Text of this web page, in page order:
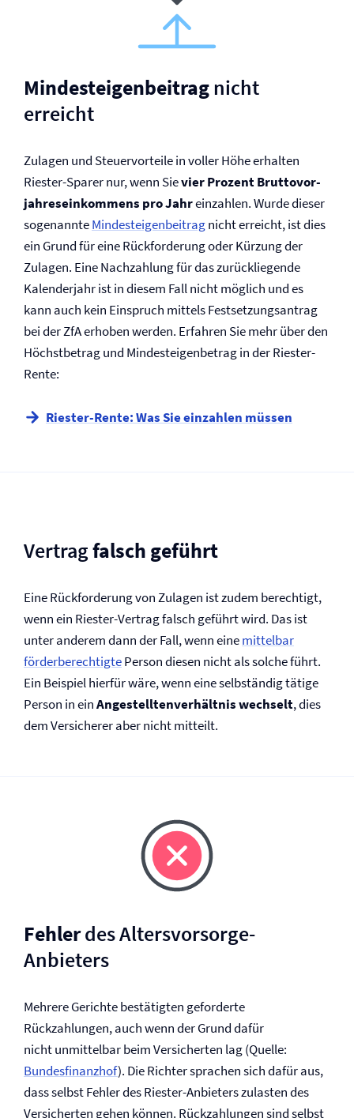
Mindesteigenbeitragnicht
erreicht
Zulagen und Steuervorteile in voller Höhe erhalten
Riester-Sparer nur, wenn Sievier Prozent Brutto­vor­
jahres­einkommens pro Jahreinzahlen. Wurde dieser
sogenannteMindesteigenbeitragnicht erreicht, ist dies
ein Grund für eine Rückforderung oder Kürzung der
Zulagen. Eine Nachzahlung für das zurückliegende
Kalenderjahr ist in diesem Fall nicht möglich und es
kann auch kein Einspruch mittels Festsetzungsantrag
bei der ZfA erhoben werden. Erfahren Sie mehr über den
Höchstbetrag und Mindesteigenbetrag in der Riester-
Rente:
Riester-Rente: Was Sie einzahlen müssen
Vertragfalsch geführt
Eine Rückforderung von Zulagen ist zudem berechtigt,
wenn ein Riester-Vertrag falsch geführt wird. Das ist
unter anderem dann der Fall, wenn einemittelbar
förderberechtigtePerson diesen nicht als solche führt.
Ein Beispiel hierfür wäre, wenn eine selbständig tätige
Person in einAngestelltenverhältnis wechselt, dies
dem Versicherer aber nicht mitteilt.
Fehlerdes Altersvorsorge-
Anbieters
Mehrere Gerichte bestätigten geforderte
Rückzahlungen, auch wenn der Grund dafür
nicht unmittelbar beim Versicherten lag (Quelle:
Bundesfinanzhof). Die Richter sprachen sich dafür aus,
dass selbst Fehler des Riester-Anbieters zulasten des
Versicherten gehen können. Rückzahlungen sind selbst